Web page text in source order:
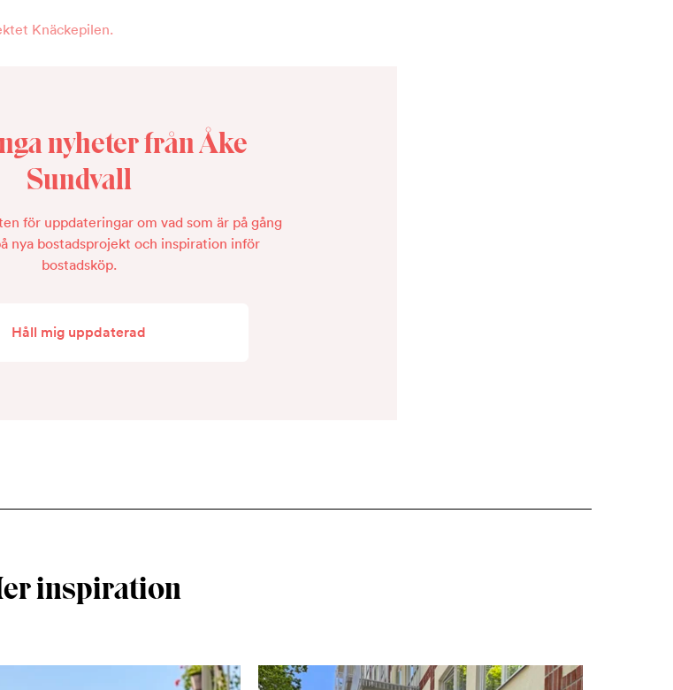
Knäckepilen.
nyheter från Åke
Sundvall
för uppdateringar om vad som är på gång
nya bostadsprojekt och inspiration inför
bostadsköp.
Håll mig uppdaterad
inspiration